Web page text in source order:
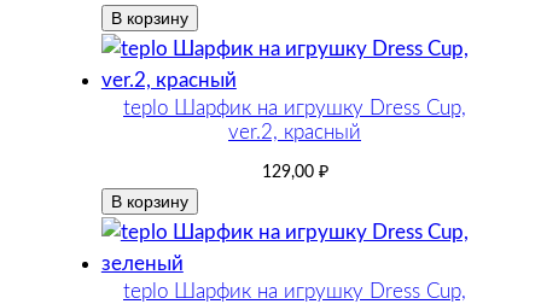
В корзину
teplo Шарфик на игрушку Dress Cup,
ver.2, красный
129,00 ₽
В корзину
teplo Шарфик на игрушку Dress Cup,